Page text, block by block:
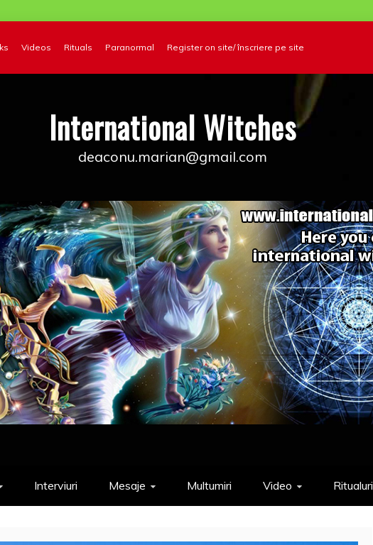
Videos Rituals Paranormal
Register on site/ înscriere pe site
International Witches
deaconu.marian@gmail.com
Interviuri Mesaje Multumiri Video Ritualuri